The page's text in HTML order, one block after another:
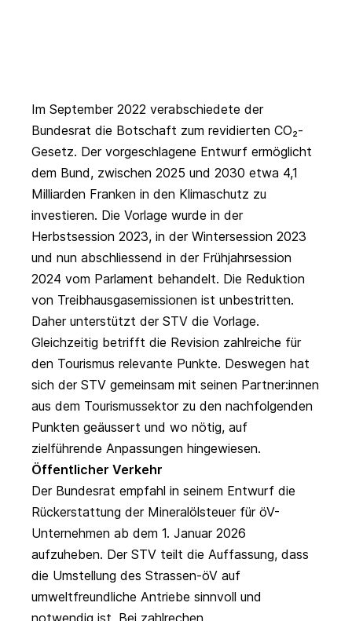
Im September 2022 verabschiedete der
Bundesrat die Botschaft zum revidierten CO₂-
Gesetz. Der vorgeschlagene Entwurf ermöglicht
dem Bund, zwischen 2025 und 2030 etwa 4,1
Milliarden Franken in den Klimaschutz zu
investieren. Die Vorlage wurde in der
Herbstsession 2023, in der Wintersession 2023
und nun abschliessend in der Frühjahrsession
2024 vom Parlament behandelt. Die Reduktion
von Treibhausgasemissionen ist unbestritten.
Daher unterstützt der STV die Vorlage.
Gleichzeitig betrifft die Revision zahlreiche für
den Tourismus relevante Punkte. Deswegen hat
sich der STV gemeinsam mit seinen Partner:innen
aus dem Tourismussektor zu den nachfolgenden
Punkten geäussert und wo nötig, auf
zielführende Anpassungen hingewiesen.
Öffentlicher Verkehr
Der Bundesrat empfahl in seinem Entwurf die
Rückerstattung der Mineralölsteuer für öV-
Unternehmen ab dem 1. Januar 2026
aufzuheben. Der STV teilt die Auffassung, dass
die Umstellung des Strassen-öV auf
umweltfreundliche Antriebe sinnvoll und